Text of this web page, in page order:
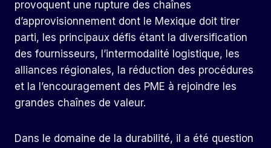
provoquent une rupture des chaînes
d’approvisionnement dont le Mexique doit tirer
parti, les principaux défis étant la diversification
des fournisseurs, l’intermodalité logistique, les
alliances régionales, la réduction des procédures
et la l’encouragement des PME à rejoindre les
grandes chaînes de valeur.
Dans le domaine de la durabilité, il a été question